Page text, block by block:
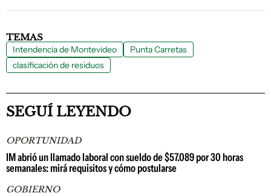
TEMAS
Intendencia de Montevideo
Punta Carretas
clasificación de residuos
SEGUÍ LEYENDO
OPORTUNIDAD
IM abrió un llamado laboral con sueldo de $57.089 por 30 horas
semanales: mirá requisitos y cómo postularse
GOBIERNO